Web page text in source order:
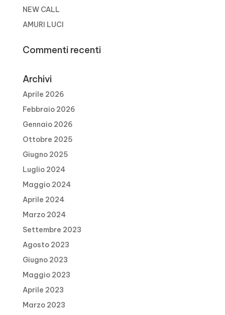
NEW CALL
AMURI LUCI
Commenti recenti
Archivi
Aprile 2026
Febbraio 2026
Gennaio 2026
Ottobre 2025
Giugno 2025
Luglio 2024
Maggio 2024
Aprile 2024
Marzo 2024
Settembre 2023
Agosto 2023
Giugno 2023
Maggio 2023
Aprile 2023
Marzo 2023